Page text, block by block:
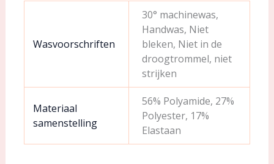
Wasvoorschriften
30° machinewas,
Handwas, Niet
bleken, Niet in de
droogtrommel, niet
strijken
Materiaal
samenstelling
56% Polyamide, 27%
Polyester, 17%
Elastaan